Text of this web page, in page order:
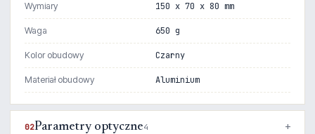
Wymiary 150 x 70 x 80 mm
Waga 650 g
Kolor obudowy Czarny
Materiał obudowy Aluminium
02Parametry optyczne4